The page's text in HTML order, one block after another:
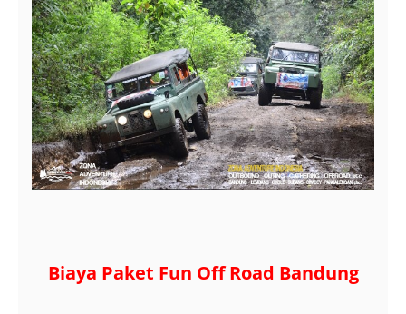
Biaya Paket Fun Off Road Bandung